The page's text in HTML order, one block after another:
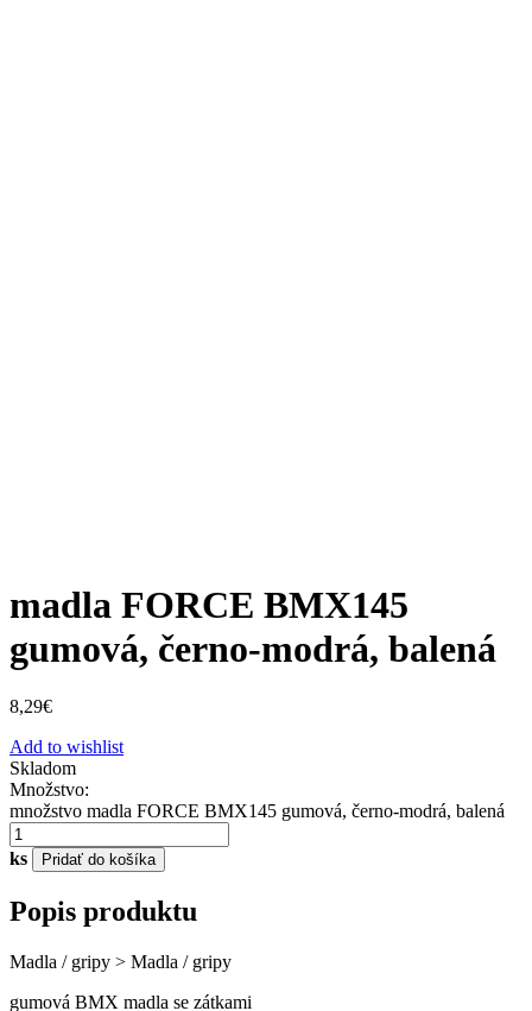
madla FORCE BMX145
gumová, černo-modrá, balená
8,29€
Add to wishlist
Skladom
Množstvo:
množstvo madla FORCE BMX145 gumová, černo-modrá, balená
ks Pridať do košíka
Popis produktu
Madla / gripy > Madla / gripy
gumová BMX madla se zátkami